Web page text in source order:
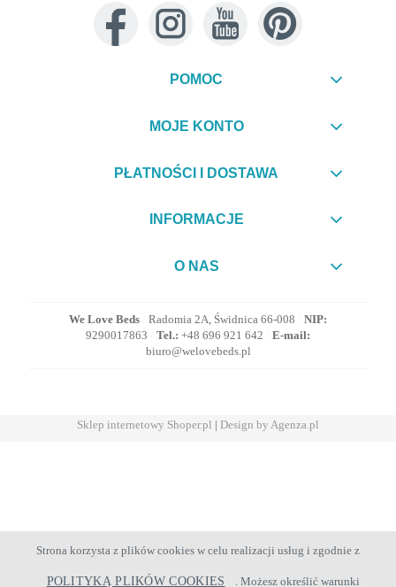
Strona korzysta z plików cookies w celu realizacji usług i zgodnie z
POLITYKĄ PLIKÓW COOKIES . Możesz określić warunki
POMOC
MOJE KONTO
PŁATNOŚCI I DOSTAWA
INFORMACJE
O NAS
We Love Beds Radomia 2A, Świdnica 66-008
NIP:
9290017863
Tel.: +48 696 921 642
E-mail:
biuro@welovebeds.pl
Sklep internetowy Shoper.pl | Design by Agenza.pl